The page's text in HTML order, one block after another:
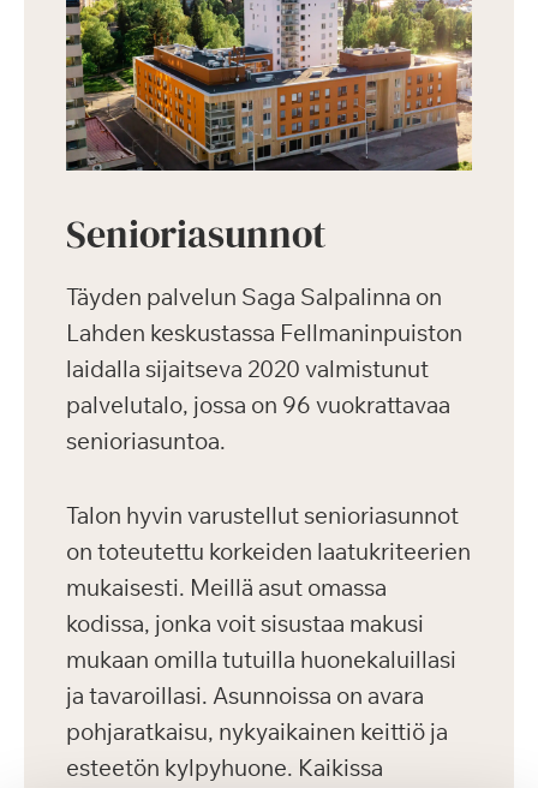
Senioriasunnot
Täyden palvelun Saga Salpalinna on
Lahden keskustassa Fellmaninpuiston
laidalla sijaitseva 2020 valmistunut
palvelutalo, jossa on 96 vuokrattavaa
senioriasuntoa.
Talon hyvin varustellut senioriasunnot
on toteutettu korkeiden laatukriteerien
mukaisesti. Meillä asut omassa
kodissa, jonka voit sisustaa makusi
mukaan omilla tutuilla huonekaluillasi
ja tavaroillasi. Asunnoissa on avara
pohjaratkaisu, nykyaikainen keittiö ja
esteetön kylpyhuone. Kaikissa